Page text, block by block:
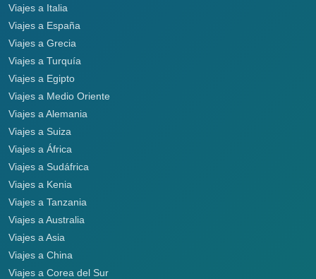
Viajes a Italia
Viajes a España
Viajes a Grecia
Viajes a Turquía
Viajes a Egipto
Viajes a Medio Oriente
Viajes a Alemania
Viajes a Suiza
Viajes a África
Viajes a Sudáfrica
Viajes a Kenia
Viajes a Tanzania
Viajes a Australia
Viajes a Asia
Viajes a China
Viajes a Corea del Sur